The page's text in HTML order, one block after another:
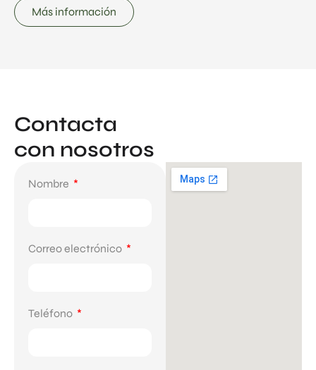
Más información
Contacta
con nosotros
Nombre
Correo electrónico
Teléfono